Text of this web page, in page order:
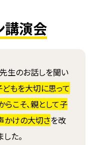
講演会
生のお話しを聞い
どもを大切に思って
らこそ、親として子
かけの大切さを改
た。